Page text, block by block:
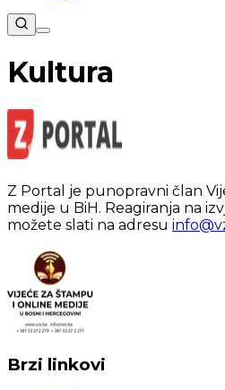
Kultura
Z Portal je punopravni član
medije u BiH. Reagiranja na
možete slati na adresu
Brzi linkovi